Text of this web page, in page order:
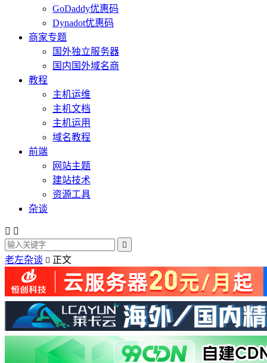
GoDaddy优惠码
Dynadot优惠码
商家专题
国外独立服务器
国内国外域名商
教程
主机运维
主机文档
主机运用
域名教程
前端
网站主题
建站技术
资源工具
杂谈
 

老左杂谈  正文